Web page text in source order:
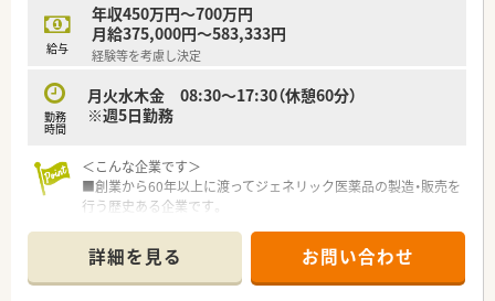
給与
年収450万円～700万円
月給375,000円～583,333円
経験等を考慮し決定
勤務
時間
月火水木金 08:30～17:30（休憩60分）
※週5日勤務
＜こんな企業です＞
■創業から60年以上に渡ってジェネリック医薬品の製造・販売を
行う歴史ある企業です。
輸入商社や医薬品包装会社があります。
■本社工場に加え、2016年に新工場が完成し少量多品種を製造
可能な生産体制を構築しています。
詳細を見る お問い合わせ